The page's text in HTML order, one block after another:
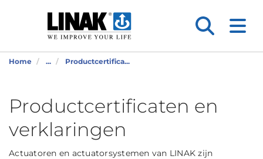
Home ... Productcertifica...
Productcertificaten en
verklaringen
Actuatoren en actuatorsystemen van LINAK zijn